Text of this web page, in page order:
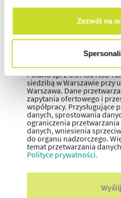
Zezwól na
Administratorem danych
Poland sp. z o.o. lub ASB
siedzibą w Warszawie przy
Warszawa. Dane
zapytania ofertowego i
współpracy. Przysługujące
danych, sprostowania
ograniczenia
danych, wniesienia
do organu nadzorczego.
temat przetwarzania
Polityce prywatności.
Wyślij